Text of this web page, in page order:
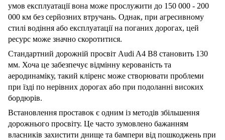
умов експлуатації вона може прослужити до 150 000 - 200
000 км без серйозних втручань. Однак, при агресивному
стилі водіння або експлуатації на поганих дорогах, цей
ресурс може значно скоротитися.
Стандартний дорожній просвіт Audi A4 B8 становить 130
мм. Хоча це забезпечує відмінну керованість та
аеродинаміку, такий кліренс може створювати проблеми
при їзді по нерівних дорогах або при подоланні високих
бордюрів.
Встановлення проставок є одним із методів збільшення
дорожнього просвіту. Це часто зумовлено бажанням
власників захистити днище та бампери від пошкоджень при